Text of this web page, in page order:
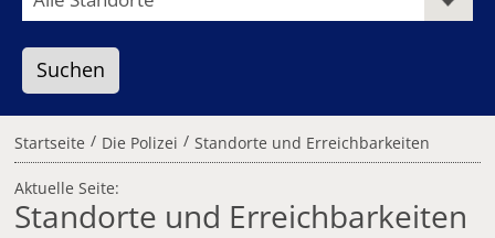
Startseite / Die Polizei / Standorte und Erreichbarkeiten
Aktuelle Seite:
Standorte und Erreichbarkeiten